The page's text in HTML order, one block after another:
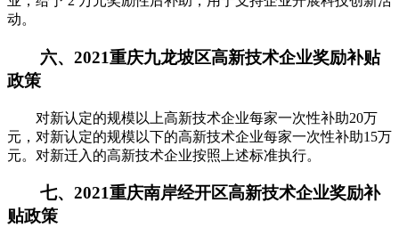
动。
六、2021重庆九龙坡区高新技术企业奖励补贴
政策
对新认定的规模以上高新技术企业每家一次性补助20万
元，对新认定的规模以下的高新技术企业每家一次性补助15万
元。对新迁入的高新技术企业按照上述标准执行。
七、2021重庆南岸经开区高新技术企业奖励补
贴政策